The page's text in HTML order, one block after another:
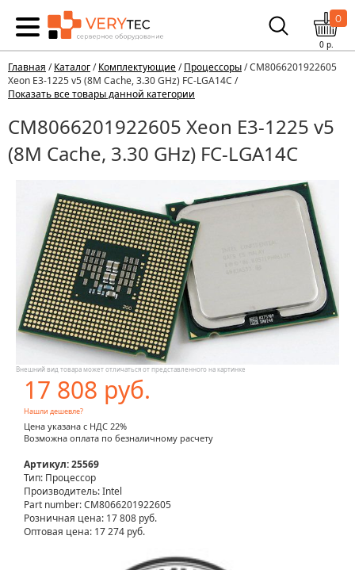
0
0р.
Главная /Каталог/Комплектующие/Процессоры/ CM8066201922605
Xeon E3-1225 v5 (8M Cache, 3.30 GHz) FC-LGA14C /
Показать все товары данной категории
CM8066201922605 Xeon E3-1225 v5
(8M Cache, 3.30 GHz) FC-LGA14C
Внешний вид товара может отличаться от представленного на картинке
17 808 руб.
Нашли дешевле?
Цена указана с НДС 22%
Возможна оплата по безналичному расчету
Артикул: 25569
Тип: Процессор
Производитель: Intel
Part number: CM8066201922605
Розничная цена: 17 808 руб.
Оптовая цена: 17 274 руб.